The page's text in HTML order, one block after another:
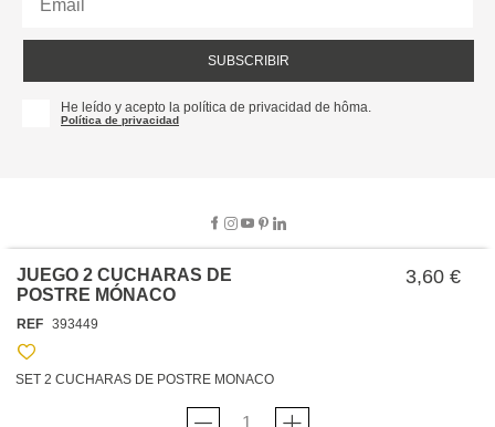
JUEGO 2 CUCHARAS DE
POSTRE MÓNACO
3,60 €
REF 393449
SET 2 CUCHARAS DE POSTRE MONACO
SUBSCRIBIR
He leído y acepto la política de privacidad de hôma.
Política de privacidad
SOBRE NOSOTROS
TRABAJA CON NOSOTROS
POLÍTICAS
PROTECCIÓN DE DATOS